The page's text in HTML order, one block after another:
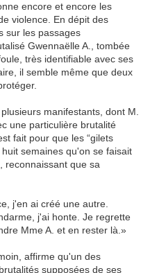
encore et encore les
violence. En dépit des
sur les passages
Gwennaëlle A., tombée
très identifiable avec ses
il semble même que deux
manifestants, dont M.
une particulière brutalité
fait pour que les “gilets
semaines qu'on se faisait
reconnaissant que sa
j'en ai créé une autre.
j'ai honte. Je regrette
Mme A. et en rester là.»
affirme qu'un des
supposées de ses